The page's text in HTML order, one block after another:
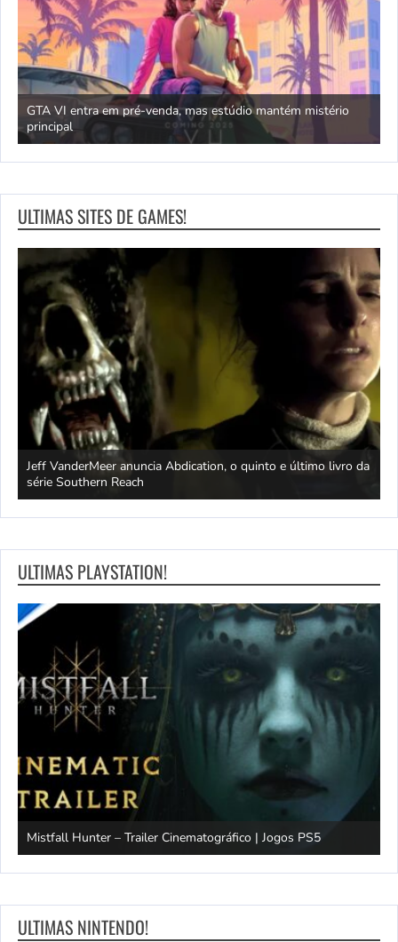
GTA VI entra em pré-venda, mas estúdio mantém mistério
principal
ULTIMAS SITES DE GAMES!
Jeff VanderMeer anuncia Abdication, o quinto e último livro da
série Southern Reach
ULTIMAS PLAYSTATION!
Mistfall Hunter – Trailer Cinematográfico | Jogos PS5
ULTIMAS NINTENDO!